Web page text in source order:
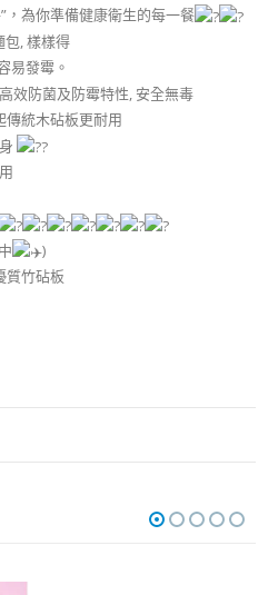
，為你準備健康衛生的每一餐
包, 樣樣得
易發霉。
效防菌及防霉特性, 安全無毒
傳統木砧板更耐用
)
質竹砧板